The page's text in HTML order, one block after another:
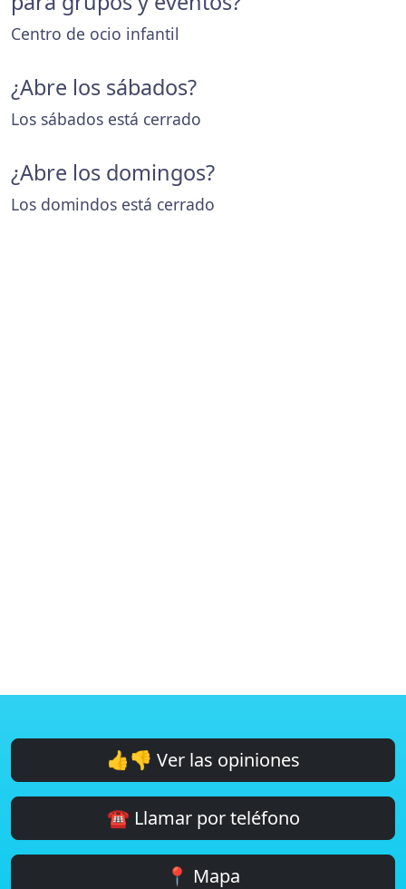
Centro de ocio infantil
¿Abre los sábados?
Los sábados está cerrado
¿Abre los domingos?
Los domindos está cerrado
👍👎 Ver las opiniones
☎️ Llamar por teléfono
📍 Mapa